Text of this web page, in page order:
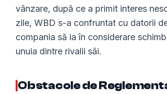
vânzare, după ce a primit interes
zile, WBD s-a confruntat cu datorii
compania să ia în considerare
unuia dintre rivalii săi.
Obstacole de